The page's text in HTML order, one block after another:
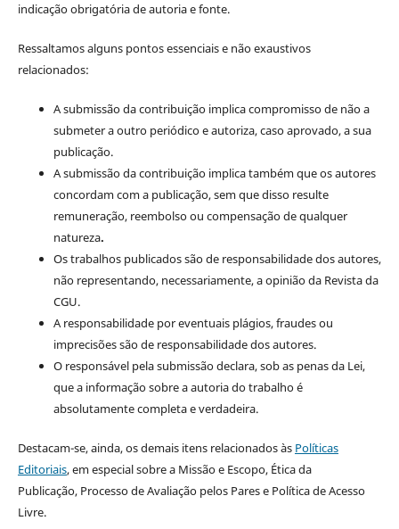
indicação obrigatória de autoria e fonte.
Ressaltamos alguns pontos essenciais e não exaustivos
relacionados:
A submissão da contribuição implica compromisso de não a
submeter a outro periódico e autoriza, caso aprovado, a sua
publicação.
A submissão da contribuição implica também que os autores
concordam com a publicação, sem que disso resulte
remuneração, reembolso ou compensação de qualquer
natureza.
Os trabalhos publicados são de responsabilidade dos autores,
não representando, necessariamente, a opinião da Revista da
CGU.
A responsabilidade por eventuais plágios, fraudes ou
imprecisões são de responsabilidade dos autores.
O responsável pela submissão declara, sob as penas da Lei,
que a informação sobre a autoria do trabalho é
absolutamente completa e verdadeira.
Destacam-se, ainda, os demais itens relacionados às Políticas
Editoriais, em especial sobre a Missão e Escopo, Ética da
Publicação, Processo de Avaliação pelos Pares e Política de Acesso
Livre.